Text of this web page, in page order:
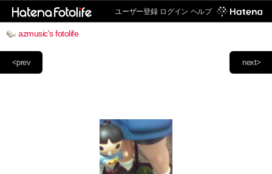
ユーザー登録 ログイン ヘルプ
azmusic's fotolife
next>
<prev